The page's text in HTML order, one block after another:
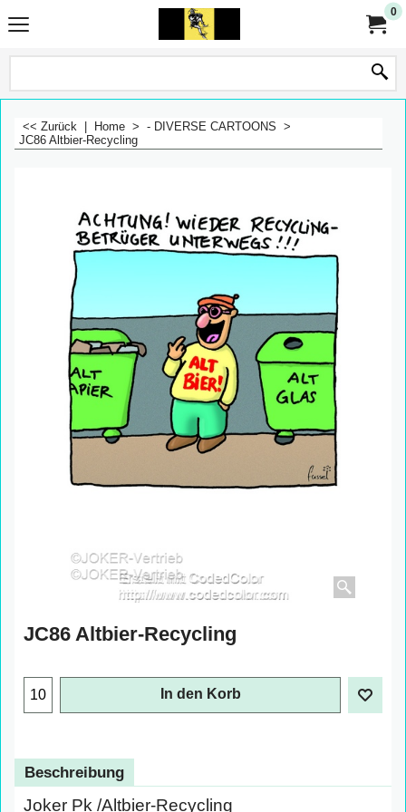
0
<< Zurück Home > - DIVERSE CARTOONS >
JC86 Altbier-Recycling
JC86 Altbier-Recycling
In den Korb
Beschreibung
Joker Pk /Altbier-Recycling